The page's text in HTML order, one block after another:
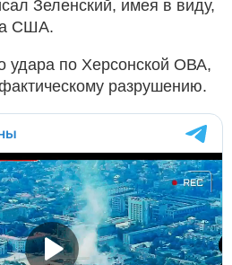
Зеленский, имея в виду,
США.
удара по Херсонской ОВА,
разрушению.